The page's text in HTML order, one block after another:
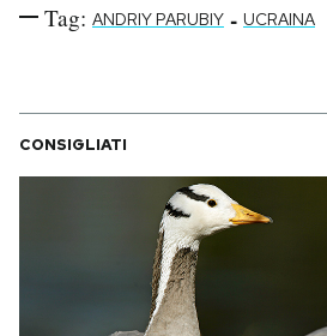
Tag: ANDRIY PARUBIY - UCRAINA
CONSIGLIATI